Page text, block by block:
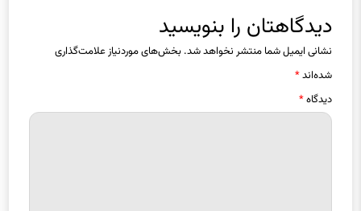
دیدگاهتان را بنویسید
نشانی ایمیل شما منتشر نخواهد شد. بخش‌های موردنیاز علامت‌گذاری
شده‌اند*
دیدگاه*